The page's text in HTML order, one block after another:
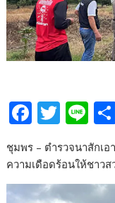
F
ac
e
b
T
itt
er
Li
n
e
ชุมพร – ตำรวจนาสักเอ
ความเดือดร้อนให้ชาว